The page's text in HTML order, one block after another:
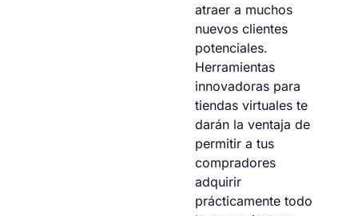
atraer a muchos
nuevos clientes
potenciales.
Herramientas
innovadoras para
tiendas virtuales te
darán la ventaja de
permitir a tus
compradores
adquirir
prácticamente todo